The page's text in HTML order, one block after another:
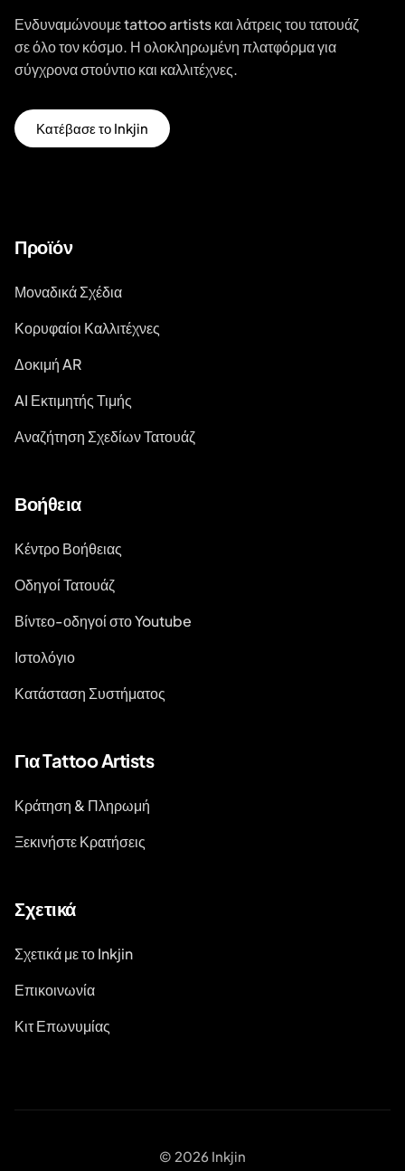
Ενδυναμώνουμε tattoo artists και λάτρεις του τατουάζ
σε όλο τον κόσμο. Η ολοκληρωμένη πλατφόρμα για
σύγχρονα στούντιο και καλλιτέχνες.
Κατέβασε το Inkjin
Προϊόν
Μοναδικά Σχέδια
Κορυφαίοι Καλλιτέχνες
Δοκιμή AR
AI Εκτιμητής Τιμής
Αναζήτηση Σχεδίων Τατουάζ
Βοήθεια
Κέντρο Βοήθειας
Οδηγοί Τατουάζ
Βίντεο-οδηγοί στο Youtube
Ιστολόγιο
Κατάσταση Συστήματος
Για Tattoo Artists
Κράτηση & Πληρωμή
Ξεκινήστε Κρατήσεις
Σχετικά
Σχετικά με το Inkjin
Επικοινωνία
Κιτ Επωνυμίας
© 2026 Inkjin